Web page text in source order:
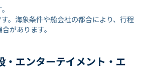
。海象条件や船会社の都合により、行程
があります。
・エンターテイメント・エ